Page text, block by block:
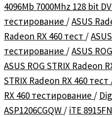
4096Mb 7000Mhz 128 bit
тестирование /ASUS
Radeon RX 460 тест /
тестирование /ASUS
ASUS ROG STRIX Radeon
STRIX Radeon RX 460 тест
RX 460 тестирование /
ASP1206CGQW / iTE 8915FN